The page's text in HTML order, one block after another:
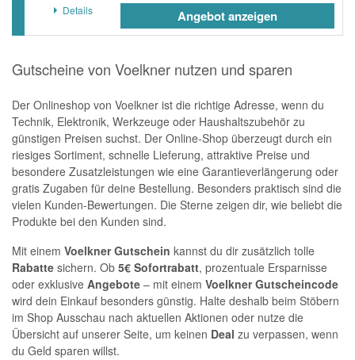
Details Angebot anzeigen
Gutscheine von Voelkner nutzen und sparen
Der Onlineshop von Voelkner ist die richtige Adresse, wenn du
Technik, Elektronik, Werkzeuge oder Haushaltszubehör zu
günstigen Preisen suchst. Der Online-Shop überzeugt durch ein
riesiges Sortiment, schnelle Lieferung, attraktive Preise und
besondere Zusatzleistungen wie eine Garantieverlängerung oder
gratis Zugaben für deine Bestellung. Besonders praktisch sind die
vielen Kunden-Bewertungen. Die Sterne zeigen dir, wie beliebt die
Produkte bei den Kunden sind.
Mit einem Voelkner Gutschein kannst du dir zusätzlich tolle
Rabatte sichern. Ob 5€ Sofortrabatt, prozentuale Ersparnisse
oder exklusive Angebote – mit einem Voelkner Gutscheincode
wird dein Einkauf besonders günstig. Halte deshalb beim Stöbern
im Shop Ausschau nach aktuellen Aktionen oder nutze die
Übersicht auf unserer Seite, um keinen Deal zu verpassen, wenn
du Geld sparen willst.